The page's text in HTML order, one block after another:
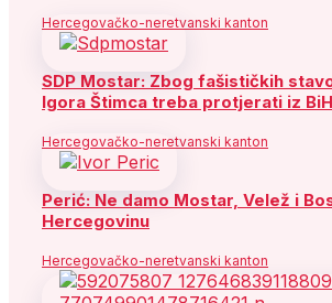
Hercegovačko-neretvanski kanton
SDP Mostar: Zbog fašističkih
Igora Štimca treba protjerati iz BiH
Hercegovačko-neretvanski kanton
Perić: Ne damo Mostar, Velež i
Hercegovinu
Hercegovačko-neretvanski kanton